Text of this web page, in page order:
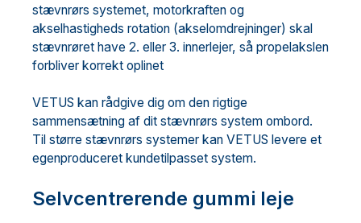
stævnrørs systemet, motorkraften og
akselhastigheds rotation (akselomdrejninger) skal
stævnrøret have 2. eller 3. innerlejer, så propelakslen
forbliver korrekt oplinet
VETUS kan rådgive dig om den rigtige
sammensætning af dit stævnrørs system ombord.
Til større stævnrørs systemer kan VETUS levere et
egenproduceret kundetilpasset system.
Selvcentrerende gummi leje